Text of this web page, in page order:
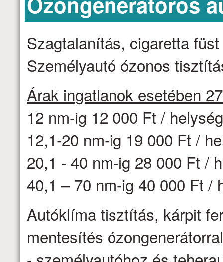
Szagtalanítás, cigaretta
Személyautó ózonos
Árak ingatlanok esetében
12 nm-ig 12 000 Ft / helység
12,1-20 nm-ig 19 000 Ft /
20,1 - 40 nm-ig 28 000 Ft /
40,1 – 70 nm-ig 40 000 Ft /
Autóklíma tisztítás, kárpit
mentesítés